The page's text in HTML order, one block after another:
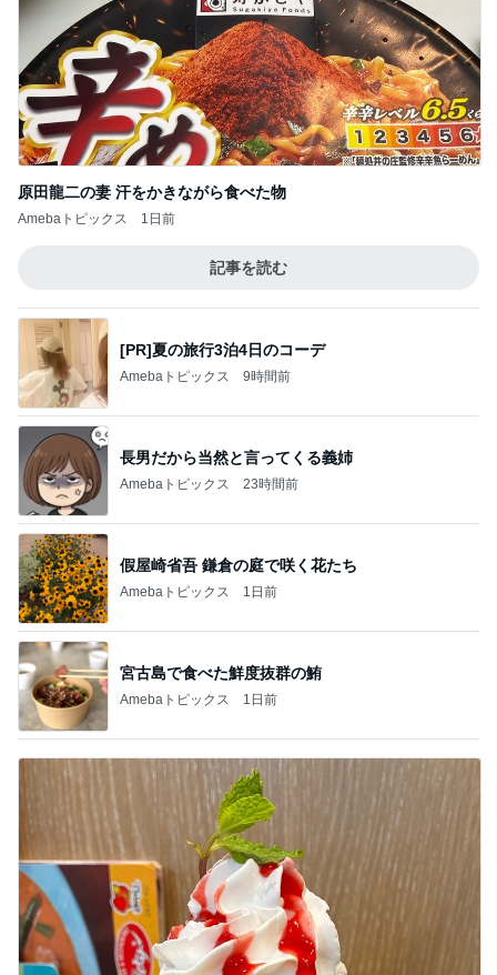
原田龍二の妻 汗をかきながら食べた物
Amebaトピックス 1日前
記事を読む
[PR]夏の旅行3泊4日のコーデ
Amebaトピックス 9時間前
長男だから当然と言ってくる義姉
Amebaトピックス 23時間前
假屋崎省吾 鎌倉の庭で咲く花たち
Amebaトピックス 1日前
宮古島で食べた鮮度抜群の鮪
Amebaトピックス 1日前